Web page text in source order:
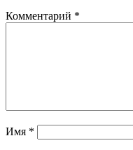
Комментарий *
Имя *